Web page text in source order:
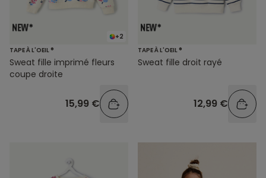
+2
TAPE À L'OEIL ®
Sweat fille imprimé fleurs
coupe droite
15,99 €
TAPE À L'OEIL ®
Sweat fille droit rayé
12,99 €